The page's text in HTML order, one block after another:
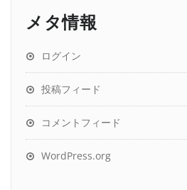
メタ情報
ログイン
投稿フィード
コメントフィード
WordPress.org